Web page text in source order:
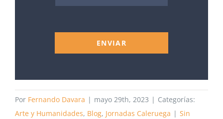
ENVIAR
Por Fernando Davara | mayo 29th, 2023 | Categorías:
Arte y Humanidades, Blog, Jornadas Caleruega | Sin